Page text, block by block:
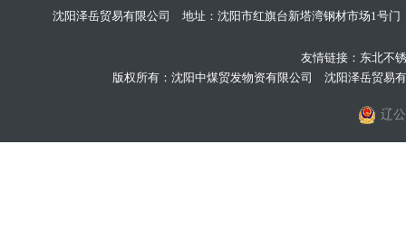
沈阳泽岳贸易有限公司 地址：沈阳市红旗台新塔湾钢材市场1
友情链接： 东北不
版权所有：沈阳中煤贸发物资有限公司 沈阳泽岳贸
辽